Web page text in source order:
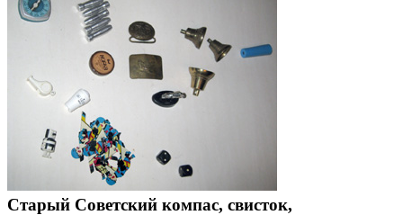
Старый Советский компас, свисток,